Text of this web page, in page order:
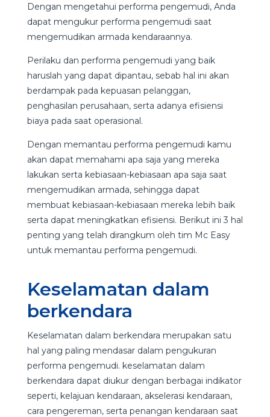
Dengan mengetahui performa pengemudi, Anda
dapat mengukur performa pengemudi saat
mengemudikan armada kendaraannya.
Perilaku dan performa pengemudi yang baik
haruslah yang dapat dipantau, sebab hal ini akan
berdampak pada kepuasan pelanggan,
penghasilan perusahaan, serta adanya efisiensi
biaya pada saat operasional.
Dengan memantau performa pengemudi kamu
akan dapat memahami apa saja yang mereka
lakukan serta kebiasaan-kebiasaan apa saja saat
mengemudikan armada, sehingga dapat
membuat kebiasaan-kebiasaan mereka lebih baik
serta dapat meningkatkan efisiensi. Berikut ini 3 hal
penting yang telah dirangkum oleh tim Mc Easy
untuk memantau performa pengemudi.
Keselamatan dalam
berkendara
Keselamatan dalam berkendara merupakan satu
hal yang paling mendasar dalam pengukuran
performa pengemudi. keselamatan dalam
berkendara dapat diukur dengan berbagai indikator
seperti, kelajuan kendaraan, akselerasi kendaraan,
cara pengereman, serta penangan kendaraan saat